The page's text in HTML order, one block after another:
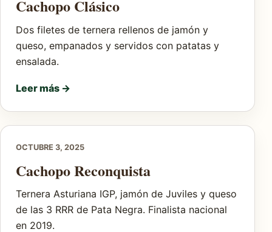
Reservas
Sobre nosotras
🇬🇧 EN
Cachopo Clásico
Dos filetes de ternera rellenos de jamón y
queso, empanados y servidos con patatas y
ensalada.
Leer más →
OCTUBRE 3, 2025
Cachopo Reconquista
Ternera Asturiana IGP, jamón de Juviles y queso
de las 3 RRR de Pata Negra. Finalista nacional
en 2019.